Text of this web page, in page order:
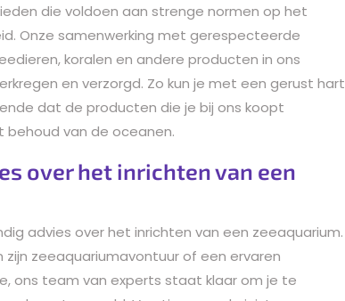
die voldoen aan strenge normen op het
Onze samenwerking met gerespecteerde
koralen en andere producten in ons
en verzorgd. Zo kun je met een gerust hart
dat de producten die je bij ons koopt
behoud van de oceanen.
over het inrichten van een
advies over het inrichten van een zeeaquarium.
zeeaquariumavontuur of een ervaren
ons team van experts staat klaar om je te